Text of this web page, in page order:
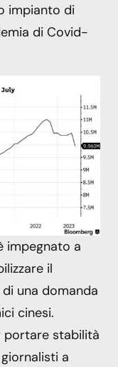
impianto di
di Covid-
impegnato a
il
una domanda
cinesi.
portare stabilità
a